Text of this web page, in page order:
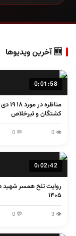
🆕 آخرین ویدیوها
0:01:58
کشتگان و تیرخلاص
👁 0
💬 0
0:02:42
۱۴۰۵
👁 3
💬 0